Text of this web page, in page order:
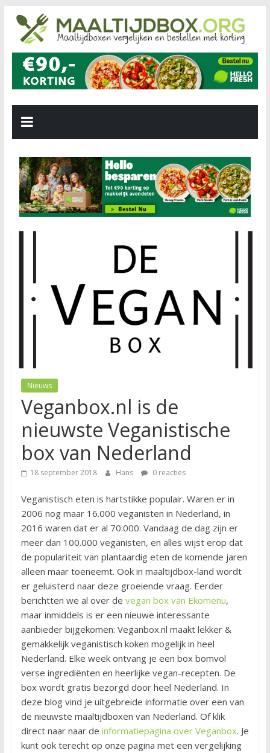
Nieuws
Veganbox.nl is de
nieuwste Veganistische
box van Nederland
18 september 2018 Hans 0 reacties
Veganistisch eten is hartstikke populair. Waren er in
2006 nog maar 16.000 veganisten in Nederland, in
2016 waren dat er al 70.000. Vandaag de dag zijn er
meer dan 100.000 veganisten, en alles wijst erop dat
de populariteit van plantaardig eten de komende jaren
alleen maar toeneemt. Ook in maaltijdbox-land wordt
er geluisterd naar deze groeiende vraag. Eerder
berichtten we al over de vegan box van Ekomenu,
maar inmiddels is er een nieuwe interessante
aanbieder bijgekomen: Veganbox.nl maakt lekker &
gemakkelijk veganistisch koken mogelijk in heel
Nederland. Elke week ontvang je een box bomvol
verse ingrediënten en heerlijke vegan-recepten. De
box wordt gratis bezorgd door heel Nederland. In
deze blog vind je uitgebreide informatie over een van
de nieuwste maaltijdboxen van Nederland. Of klik
direct naar naar de informatiepagina over Veganbox. Je
kunt ook terecht op onze pagina met een vergelijking